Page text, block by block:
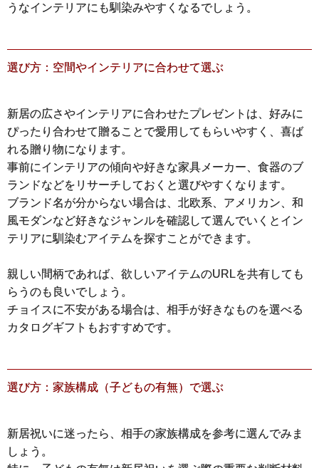
うなインテリアにも馴染みやすくなるでしょう。
選び方：空間やインテリアに合わせて選ぶ
新居の広さやインテリアに合わせたプレゼントは、好みに
ぴったり合わせて贈ることで愛用してもらいやすく、喜ば
れる贈り物になります。
事前にインテリアの傾向や好きな家具メーカー、食器のブ
ランドなどをリサーチしておくと選びやすくなります。
ブランド名が分からない場合は、北欧系、アメリカン、和
風モダンなど好きなジャンルを確認して選んでいくとイン
テリアに馴染むアイテムを探すことができます。
親しい間柄であれば、欲しいアイテムのURLを共有しても
らうのも良いでしょう。
チョイスに不安がある場合は、相手が好きなものを選べる
カタログギフトもおすすめです。
選び方：家族構成（子どもの有無）で選ぶ
新居祝いに迷ったら、相手の家族構成を参考に選んでみま
しょう。